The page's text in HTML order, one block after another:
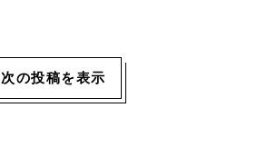
次の投稿を表示